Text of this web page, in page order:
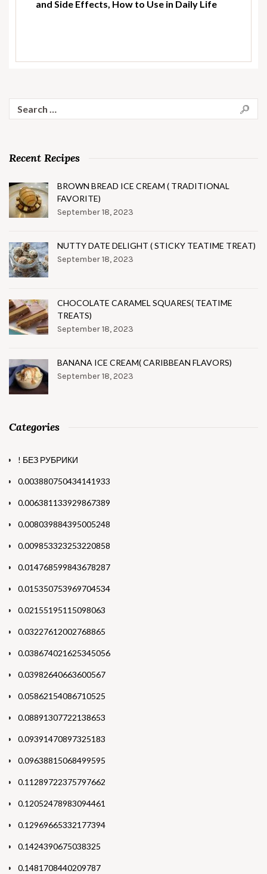
and Side Effects, How to Use in Daily Life
for:
Recent Recipes
BROWN BREAD ICE CREAM ( TRADITIONAL
FAVORITE)
September 18, 2023
NUTTY DATE DELIGHT ( STICKY TEATIME TREAT)
September 18, 2023
CHOCOLATE CARAMEL SQUARES( TEATIME
TREATS)
September 18, 2023
BANANA ICE CREAM( CARIBBEAN FLAVORS)
September 18, 2023
Categories
! БЕЗ РУБРИКИ
0.003880750434141933
0.006381133929867389
0.008039884395005248
0.009853323253220858
0.014768599843678287
0.015350753969704534
0.02155195115098063
0.03227612002768865
0.038674021625345056
0.03982640663600567
0.05862154086710525
0.08891307722138653
0.09391470897325183
0.09638815068499595
0.11289722375797662
0.12052478983094461
0.12969665332177394
0.1424390675038325
0.1481708440209787